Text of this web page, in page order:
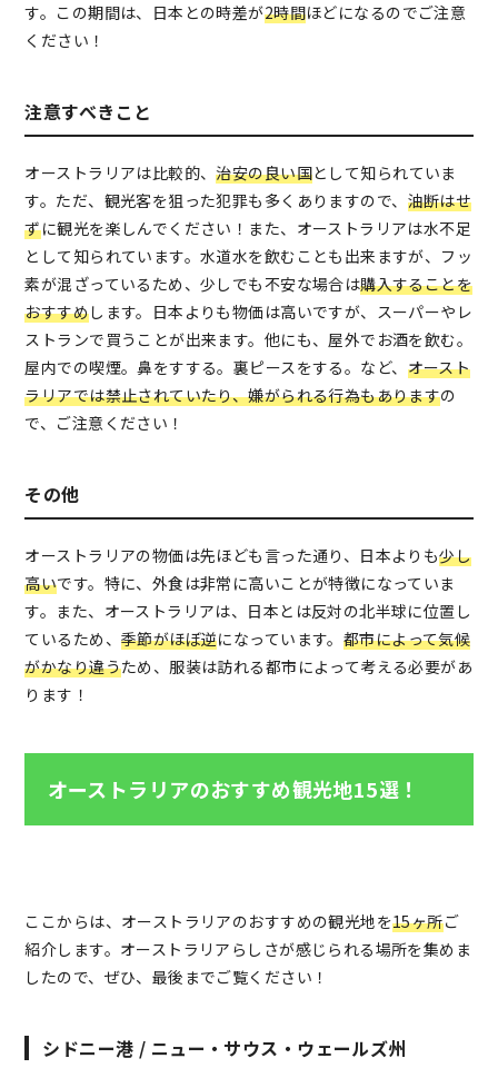
す。この期間は、日本との時差が2時間ほどになるのでご注意
ください！
注意すべきこと
オーストラリアは比較的、治安の良い国として知られていま
す。ただ、観光客を狙った犯罪も多くありますので、 油断はせ
ずに観光を楽しんでください！また、オーストラリアは水不足
として知られています。水道水を飲むことも出来ますが、フッ
素が混ざっているため、少しでも不安な場合は購入することを
おすすめします。日本よりも物価は高いですが、スーパーやレ
ストランで買うことが出来ます。他にも、屋外でお酒を飲む。
屋内での喫煙。鼻をすする。裏ピースをする。など、 オースト
ラリアでは禁止されていたり、嫌がられる行為もありますの
で、ご注意ください！
その他
オーストラリアの物価は先ほども言った通り、日本よりも少し
高いです。特に、外食は非常に高いことが特徴になっていま
す。また、オーストラリアは、日本とは反対の北半球に位置し
ているため、 季節がほぼ逆になっています。 都市によって気候
がかなり違うため、服装は訪れる都市によって考える必要があ
ります！
オーストラリアのおすすめ観光地15選！
ここからは、オーストラリアのおすすめの観光地を15ヶ所ご
紹介します。オーストラリアらしさが感じられる場所を集めま
したので、ぜひ、最後までご覧ください！
シドニー港 / ニュー・サウス・ウェールズ州